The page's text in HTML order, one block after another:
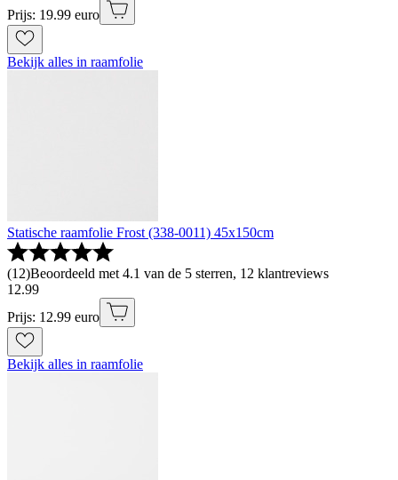
Prijs: 19.99 euro
Bekijk alles in raamfolie
Statische raamfolie Frost (338-0011) 45x150cm
(12)Beoordeeld met 4.1 van de 5 sterren, 12 klantreviews
12.99
Prijs: 12.99 euro
Bekijk alles in raamfolie